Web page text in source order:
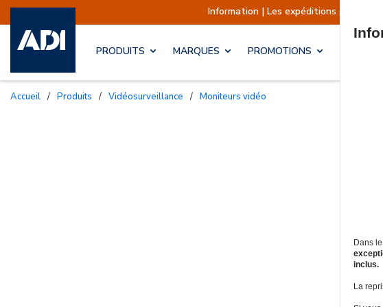
Information | Les expéditions sont actuellement suspendues
PRODUITS MARQUES PROMOTIONS
Accueil / Produits / Vidéosurveillance / Moniteurs vidéo